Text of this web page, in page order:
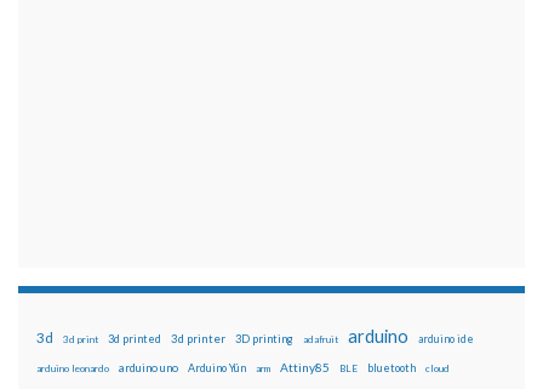
3d 3d print 3d printed 3d printer 3D printing adafruit arduino arduino ide
arduino leonardo arduino uno Arduino Yún arm Attiny85 BLE bluetooth cloud